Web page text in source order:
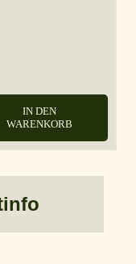
IN DEN
WARENKORB